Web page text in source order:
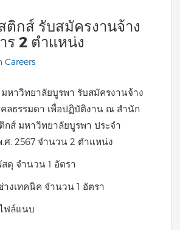
กส์ รับสมัครงานจ้าง
ร 2 ตำแหน่ง
Careers
หาวิทยาลัยบูรพา รับสมัครงานจ้าง
ลธรรมดา เพื่อปฏิบัติงาน ณ สำนัก
ส์ มหาวิทยาลัยบูรพา ประจำ
. 2567 จำนวน 2 ตำแหน่ง
ดุ จำนวน 1 อัตรา
งเทคนิค จำนวน 1 อัตรา
ฟล์แนบ